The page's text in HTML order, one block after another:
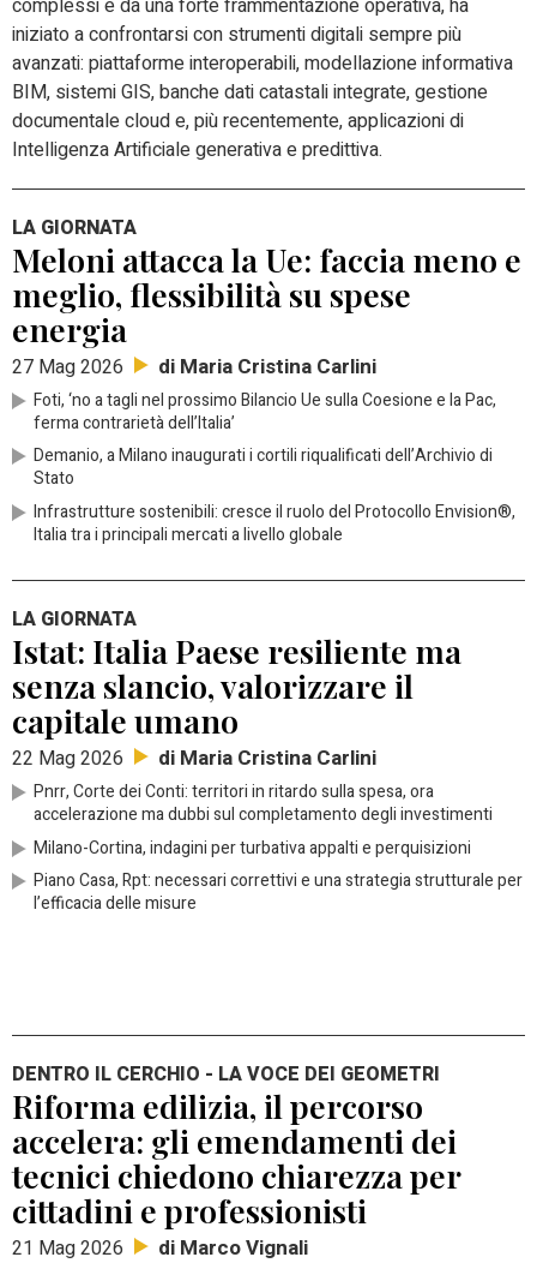
complessi e da una forte frammentazione operativa, ha
iniziato a confrontarsi con strumenti digitali sempre più
avanzati: piattaforme interoperabili, modellazione informativa
BIM, sistemi GIS, banche dati catastali integrate, gestione
documentale cloud e, più recentemente, applicazioni di
Intelligenza Artificiale generativa e predittiva.
LA GIORNATA
Meloni attacca la Ue: faccia meno e
meglio, flessibilità su spese
energia
27 Mag 2026 di Maria Cristina Carlini
Foti, ‘no a tagli nel prossimo Bilancio Ue sulla Coesione e la Pac,
ferma contrarietà dell’Italia’
Demanio, a Milano inaugurati i cortili riqualificati dell’Archivio di
Stato
Infrastrutture sostenibili: cresce il ruolo del Protocollo Envision®,
Italia tra i principali mercati a livello globale
LA GIORNATA
Istat: Italia Paese resiliente ma
senza slancio, valorizzare il
capitale umano
22 Mag 2026 di Maria Cristina Carlini
Pnrr, Corte dei Conti: territori in ritardo sulla spesa, ora
accelerazione ma dubbi sul completamento degli investimenti
Milano-Cortina, indagini per turbativa appalti e perquisizioni
Piano Casa, Rpt: necessari correttivi e una strategia strutturale per
l’efficacia delle misure
DENTRO IL CERCHIO - LA VOCE DEI GEOMETRI
Riforma edilizia, il percorso
accelera: gli emendamenti dei
tecnici chiedono chiarezza per
cittadini e professionisti
21 Mag 2026 di Marco Vignali